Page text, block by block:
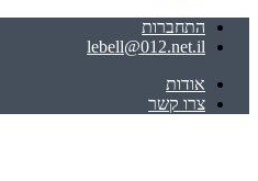
התחברות
lebell@012.net.il
אודות
צרו קשר